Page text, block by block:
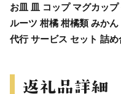
お皿 皿 コップ マグカッ
ルーツ 柑橘 柑橘類 みか
代行 サービス セット 詰